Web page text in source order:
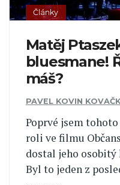
Články
Matěj
bluesmane!
máš?
PAVEL KOVIN
Poprvé jsem
roli ve filmu
dostal jeho osobitý
Byl to jeden z